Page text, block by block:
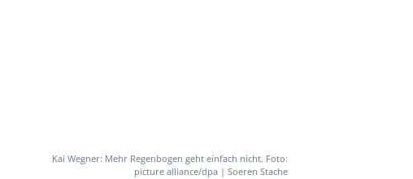
Kai Wegner: Mehr Regenbogen geht einfach nicht. Foto:
picture alliance/dpa | Soeren Stache